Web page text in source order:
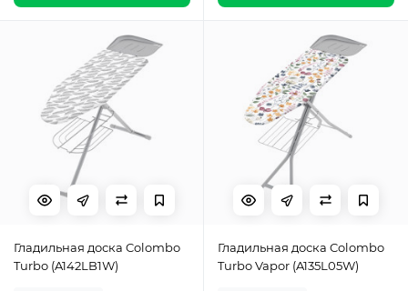
Гладильная доска Colombo
Turbo (A142LB1W)
Гладильная доска Colombo
Turbo Vapor (A135L05W)